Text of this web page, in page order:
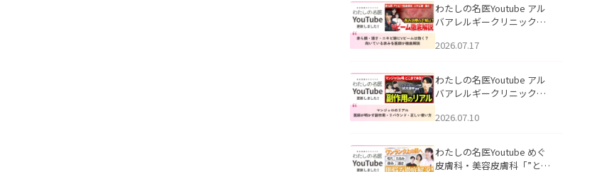
公開いたしました。
わたしの名医Youtube アル
バアレルギークリニック札
跡にVビームは効く？向いて
説」を公開いたしました。
2026.07.17
わたしの名医Youtube アル
バアレルギークリニック札
医師が明かす副作用・リバ
公開いたしました。
2026.07.10
わたしの名医Youtube めぐ
皮膚科・美容皮膚科「”とお